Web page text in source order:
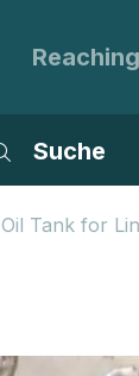
Suche
Oil Tank for